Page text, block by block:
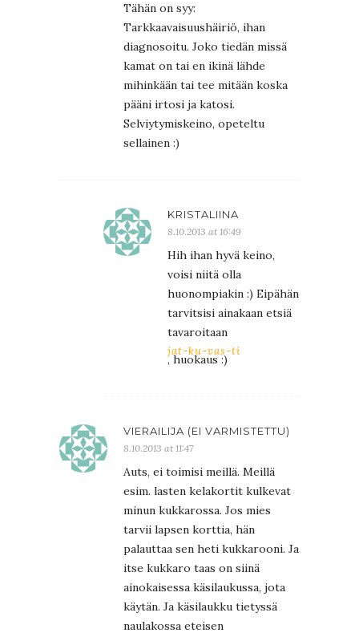
Tähän on syy:
Tarkkaavaisuushäiriö, ihan
diagnosoitu. Joko tiedän missä
kamat on tai en ikinä lähde
mihinkään tai tee mitään koska
pääni irtosi ja katosi.
Selviytymiskeino, opeteltu
sellainen :)
KRISTALIINA
8.10.2013 at 16:49
Hih ihan hyvä keino,
voisi niitä olla
huonompiakin :) Eipähän
tarvitsisi ainakaan etsiä
tavaroitaan
jat-ku-vas-ti
, huokaus :)
VIERAILIJA (EI VARMISTETTU)
8.10.2013 at 11:47
Auts, ei toimisi meillä. Meillä
esim. lasten kelakortit kulkevat
minun kukkarossa. Jos mies
tarvii lapsen korttia, hän
palauttaa sen heti kukkarooni. Ja
itse kukkaro taas on siinä
ainokaisessa käsilaukussa, jota
käytän. Ja käsilaukku tietyssä
naulakossa eteisen